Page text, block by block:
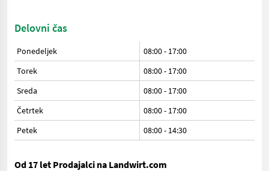
Delovni čas
Ponedeljek 08:00- 17:00
Torek
08:00- 17:00
Sreda
08:00- 17:00
Četrtek
08:00- 17:00
Petek
08:00- 14:30
Od 17 let Prodajalci na Landwirt.com